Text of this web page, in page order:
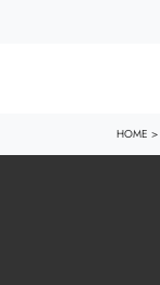
HOME >